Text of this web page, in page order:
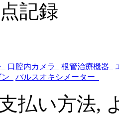
記録
口腔内カメラ 根管治療機器
パルスオキシメーター
払い方法,